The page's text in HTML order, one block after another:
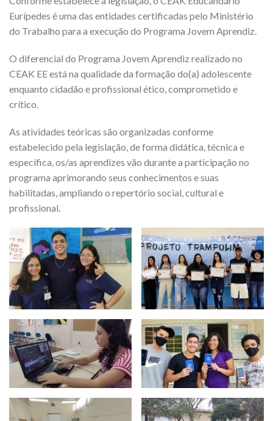
Eurípedes é uma das entidades certificadas pelo Ministério
do Trabalho para a execução do Programa Jovem Aprendiz.
O diferencial do Programa Jovem Aprendiz realizado no
CEAK EE está na qualidade da formação do(a) adolescente
enquanto cidadão e profissional ético, comprometido e
crítico.
As atividades teóricas são organizadas conforme
estabelecido pela legislação, de forma didática, técnica e
específica, os/as aprendizes vão durante a participação no
programa aprimorando seus conhecimentos e suas
habilitadas, ampliando o repertório social, cultural e
profissional.